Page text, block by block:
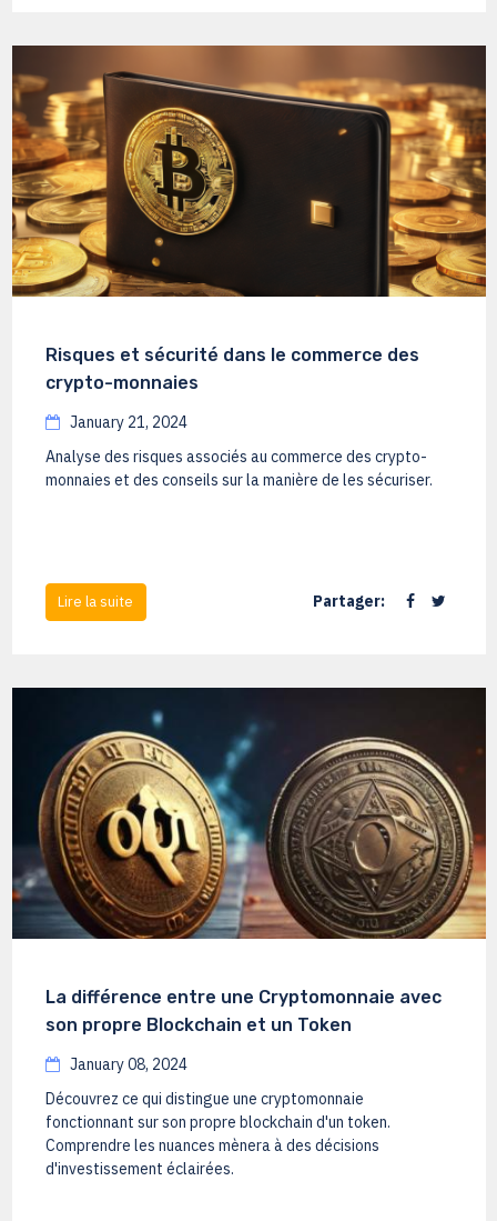
Risques et sécurité dans le commerce des
crypto-monnaies
January 21, 2024
Analyse des risques associés au commerce des crypto-
monnaies et des conseils sur la manière de les sécuriser.
Lire la suite Partager:
La différence entre une Cryptomonnaie avec
son propre Blockchain et un Token
January 08, 2024
Découvrez ce qui distingue une cryptomonnaie
fonctionnant sur son propre blockchain d'un token.
Comprendre les nuances mènera à des décisions
d'investissement éclairées.